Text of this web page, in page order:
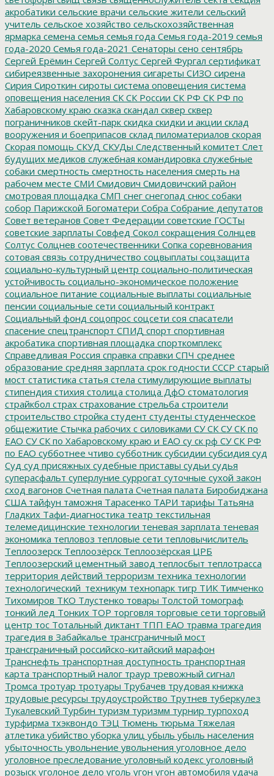
акробатики сельские врачи сельские жители сельский
учитель сельское хозяйство сельскохозяйственная
ярмарка семена семья семья года Семья года-2019 семья
года-2020 Семья года-2021 Сенаторы сено сентябрь
Сергей Ерёмин Сергей Солтус Сергей Фургал сертификат
сибиреязвенные захоронения сигареты СИЗО сирена
Сирия Сироткин сироты система оповещения система
оповещения населения СК СК России СК РФ СК РФ по
Хабаровскому краю сказка скандал сквер сквер
пограничников скейт-парк скидка скидки и акции склад
вооружения и боеприпасов склад пиломатериалов скорая
Скорая помощь СКУД СКУДы Следственный комитет Слет
будущих медиков служебная командировка служебные
собаки смертность смертность населения смерть на
рабочем месте СМИ Смидович Смидовичский район
смотровая площадка СМП снег снегопад снюс собаки
собор Парижской Богоматери Собра Собрание депутатов
Совет ветеранов Совет Федерации советские ГОСТы
советские зарплаты Совфед Сокол сокращения Солнцев
Солтус Солцнев соотечественники Сопка соревнования
сотовая связь сотрудничество соцвыплаты соцзащита
социально-культурный центр социально-политическая
устойчивость социально-экономическое положение
социальное питание социальные выплаты социальные
пенсии социальные сети социальный контракт
Социальный фонд соцопрос соцсети соя спасатели
спасение спецтранспорт СПИД спорт спортивная
акробатика спортивная площадка спорткомплекс
Справедливая Россия справка справки СПЧ среднее
образование средняя зарплата срок годности СССР старый
мост статистика статья стела стимулирующие выплаты
стипендия стихия столица столица ДфО стоматология
страйкбол страх страхование стрельба строители
строительство стройка студент студенты студенческое
общежитие Стычка рабочих с силовиками СУ СК СУ СК по
ЕАО СУ СК по Хабаровскому краю и ЕАО су ск рф СУ СК РФ
по ЕАО субботнее чтиво субботник субсидии субсидия суд
Суд суд присяжных судебные приставы судьи судья
суперасфальт суперлуние суррогат суточные сухой закон
сход вагонов Счетная палата Счетная палата Биробиджана
США тайфун таможня Тарасенко ТАРИ тарифы Татьяна
Гладких Тафи-диагностика театр текстильная
телемедицинские технологии теневая зарплата теневая
экономика тепловоз тепловые сети тепловычислитель
Теплоозерск Теплоозёрск Теплоозёрская ЦРБ
Теплоозерский цементный завод теплосбыт теплотрасса
территория действий терроризм техника технологии
технологический_техникум технопарк тигр ТИК Тимченко
Тихомиров ТКО Тлустенко товары Толстой томограф
тонкий лед Тонких ТОР торговля торговые сети торговый
центр тос Тотальный диктант ТПП ЕАО травма трагедия
трагедия в Забайкалье трансграничный мост
трансграничный российско-китайский марафон
Транснефть транспортная доступность транспортная
карта транспортный налог траур тревожный сигнал
Тромса тротуар тротуары Трубачев трудовая книжка
трудовые ресурсы трудоустройство Трутнев туберкулез
Тукалевский Турбин туризм туризмм турнир турпоход
турфирма тхэквондо ТЭЦ Тюмень тюрьма Тяжелая
атлетика убийство уборка улиц убыль убыль населения
убыточность увольнение увольнения уголовное дело
уголовное преследование уголовный кодекс уголовный
розыск уголоное дело уголь угон угон автомобиля удача